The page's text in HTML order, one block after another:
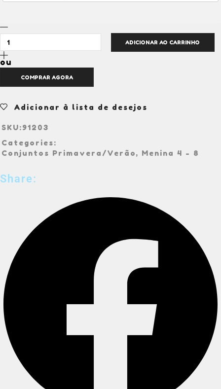
ADICIONAR AO CARRINHO
ou
COMPRAR AGORA
Adicionar à lista de desejos
SKU:91203
Categories:
Conjuntos Primavera/Verão, Menina 4 - 8
Share: